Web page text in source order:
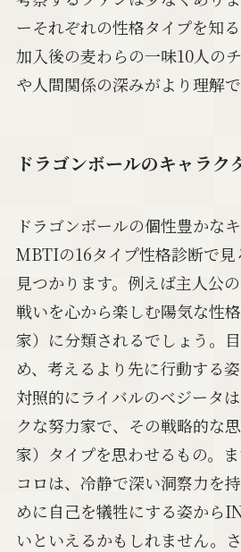
ーそれぞれの性格タイプを知
加入後の麦わらの一味10人の
や人間関係の深みがより理解で
ドラゴンボールのキャラク
ドラゴンボールの個性豊かな
MBTIの16タイプ性格診断で
見つかります。例えば主人公
戦いを心から楽しむ陽気な性
家）に分類されるでしょう。
め、考えるより先に行動する
対照的にライバルのベジータ
クな努力家で、その戦略的な
家）タイプを思わせるもの。
コロは、冷静で深い洞察力を
めに自己を犠牲にする姿から
いといえるかもしれません。